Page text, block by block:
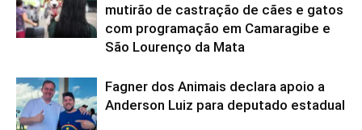
mutirão de castração de cães e gatos
com programação em Camaragibe e
São Lourenço da Mata
Fagner dos Animais declara apoio a
Anderson Luiz para deputado estadual